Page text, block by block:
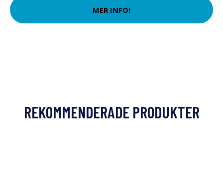
MER INFO!
REKOMMENDERADE PRODUKTER